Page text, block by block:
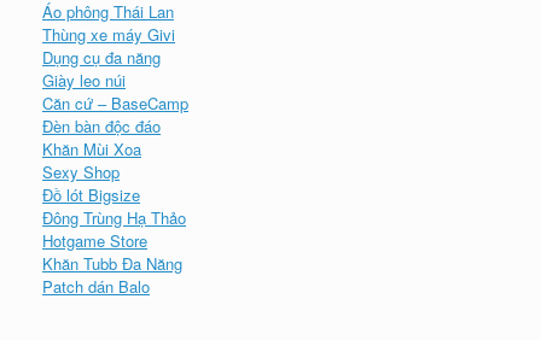
Áo phông Thái Lan
Thùng xe máy Givi
Dụng cụ đa năng
Giày leo núi
Căn cứ – BaseCamp
Đèn bàn độc đáo
Khăn Mùi Xoa
Sexy Shop
Đồ lót Bigsize
Đông Trùng Hạ Thảo
Hotgame Store
Khăn Tubb Đa Năng
Patch dán Balo